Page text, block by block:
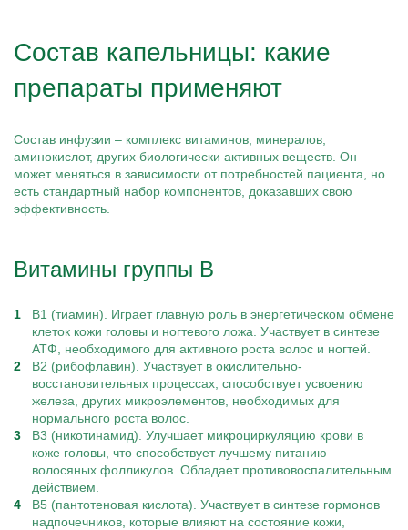
Состав капельницы: какие
препараты применяют
Состав инфузии – комплекс витаминов, минералов,
аминокислот, других биологически активных веществ. Он
может меняться в зависимости от потребностей пациента, но
есть стандартный набор компонентов, доказавших свою
эффективность.
Витамины группы B
B1 (тиамин). Играет главную роль в энергетическом обмене
клеток кожи головы и ногтевого ложа. Участвует в синтезе
АТФ, необходимого для активного роста волос и ногтей.
B2 (рибофлавин). Участвует в окислительно-
восстановительных процессах, способствует усвоению
железа, других микроэлементов, необходимых для
нормального роста волос.
B3 (никотинамид). Улучшает микроциркуляцию крови в
коже головы, что способствует лучшему питанию
волосяных фолликулов. Обладает противовоспалительным
действием.
B5 (пантотеновая кислота). Участвует в синтезе гормонов
надпочечников, которые влияют на состояние кожи,